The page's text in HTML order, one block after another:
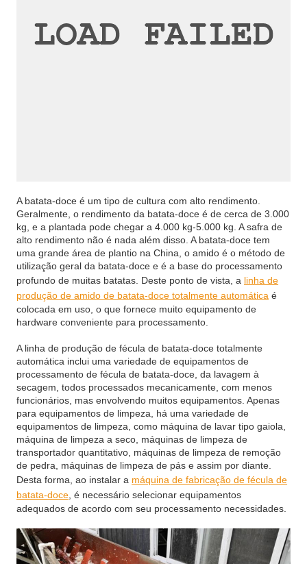
A batata-doce é um tipo de cultura com alto rendimento.
Geralmente, o rendimento da batata-doce é de cerca de 3.000
kg, e a plantada pode chegar a 4.000 kg-5.000 kg. A safra de
alto rendimento não é nada além disso. A batata-doce tem
uma grande área de plantio na China, o amido é o método de
utilização geral da batata-doce e é a base do processamento
profundo de muitas batatas. Deste ponto de vista, a linha de
produção de amido de batata-doce totalmente automática é
colocada em uso, o que fornece muito equipamento de
hardware conveniente para processamento.
A linha de produção de fécula de batata-doce totalmente
automática inclui uma variedade de equipamentos de
processamento de fécula de batata-doce, da lavagem à
secagem, todos processados mecanicamente, com menos
funcionários, mas envolvendo muitos equipamentos. Apenas
para equipamentos de limpeza, há uma variedade de
equipamentos de limpeza, como máquina de lavar tipo gaiola,
máquina de limpeza a seco, máquinas de limpeza de
transportador quantitativo, máquinas de limpeza de remoção
de pedra, máquinas de limpeza de pás e assim por diante.
Desta forma, ao instalar a máquina de fabricação de fécula de
batata-doce , é necessário selecionar equipamentos
adequados de acordo com seu processamento necessidades.